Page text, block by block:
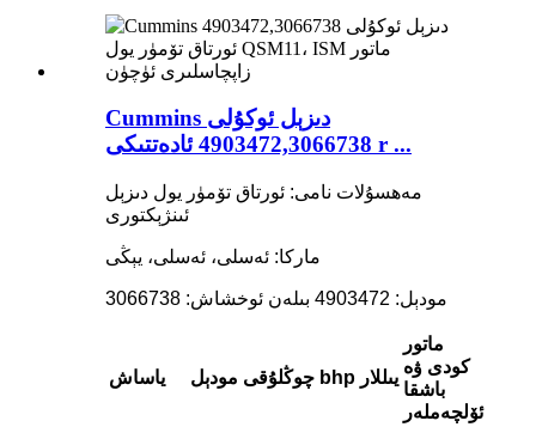
Cummins دىزېل ئوكۇلى
4903472,3066738 ئادەتتىكى r ...
مەھسۇلات نامى: ئورتاق تۆمۈر يول دىزېل
ئىنژېكتورى
ماركا: ئەسلى، ئەسلى، يېڭى
مودېل: 4903472 بىلەن ئوخشاش: 3066738
ياساش مودېل چوڭلۇقى bhp يىللار
ماتور
كودى ۋە
باشقا
ئۆلچەملەر